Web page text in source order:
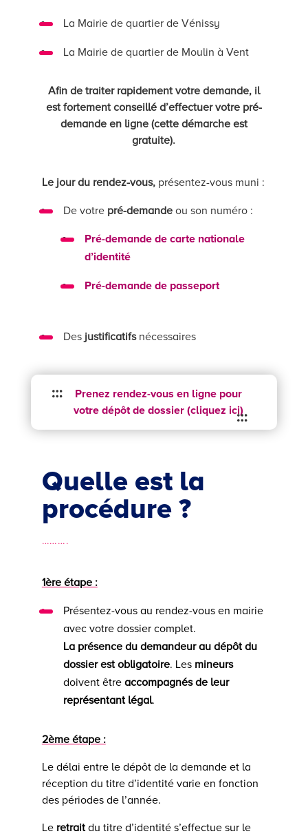
La Mairie de quartier de Vénissy
La Mairie de quartier de Moulin à Vent
Afin de traiter rapidement votre demande, il
est fortement conseillé d’effectuer votre pré-
demande en ligne (cette démarche est
gratuite).
Le jour du rendez-vous,présentez-vous muni :
De votrepré-demandeou son numéro :
Pré-demande de carte nationale
d’identité
Pré-demande de passeport
Des justificatifsnécessaires
Prenez rendez-vous en ligne pour
votre dépôt de dossier (cliquez ici)
Quelle est la
procédure ?
……….
1ère étape :
Présentez-vous au rendez-vous en mairie
avec votre dossier complet.
La présence du demandeur au dépôt du
dossier est obligatoire. Lesmineurs
doivent être accompagnés de leur
représentant légal.
2ème étape :
Le délai entre le dépôt de la demande et la
réception du titre d’identité varie en fonction
des périodes de l’année.
Le retraitdu titre d’identité s’effectue sur le